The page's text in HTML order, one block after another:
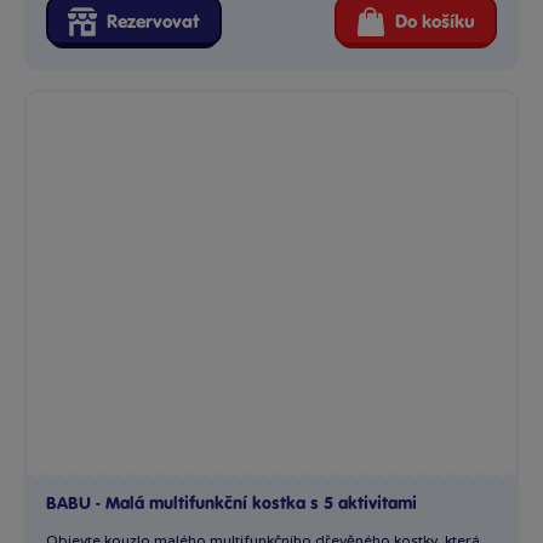
Rezervovat Do košíku
BABU - Malá multifunkční kostka s 5 aktivitami